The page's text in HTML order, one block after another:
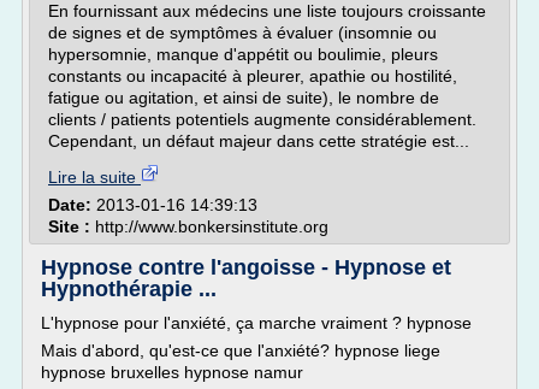
En fournissant aux médecins une liste toujours croissante
de signes et de symptômes à évaluer (insomnie ou
hypersomnie, manque d'appétit ou boulimie, pleurs
constants ou incapacité à pleurer, apathie ou hostilité,
fatigue ou agitation, et ainsi de suite), le nombre de
clients / patients potentiels augmente considérablement.
Cependant, un défaut majeur dans cette stratégie est...
Lire la suite
Date: 2013-01-16 14:39:13
Site : http://www.bonkersinstitute.org
Hypnose contre l'angoisse - Hypnose et
Hypnothérapie ...
L'hypnose pour l'anxiété, ça marche vraiment ? hypnose
Mais d'abord, qu'est-ce que l'anxiété? hypnose liege
hypnose bruxelles hypnose namur